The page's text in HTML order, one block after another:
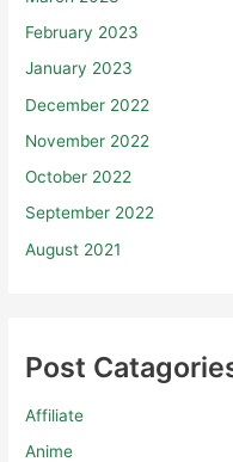
March 2023
February 2023
January 2023
December 2022
November 2022
October 2022
September 2022
Post Catagories
Affiliate